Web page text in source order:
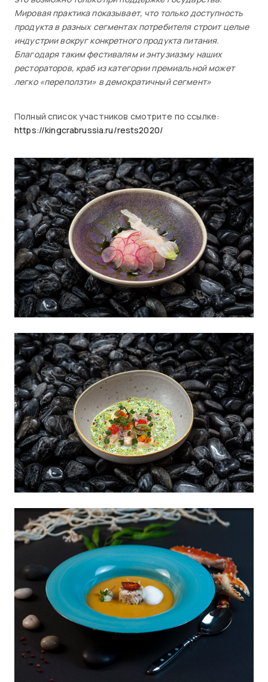
Мировая практика показывает, что только доступность
продукта в разных сегментах потребителя строит целые
индустрии вокруг конкретного продукта питания.
Благодаря таким фестивалям и энтузиазму наших
рестораторов, краб из категории премиальной может
легко «переползти» в демократичный сегмент»
Полный список участников смотрите по ссылке:
https://kingcrabrussia.ru/rests2020/